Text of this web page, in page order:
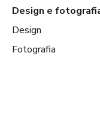
Design e
Design
Fotografia